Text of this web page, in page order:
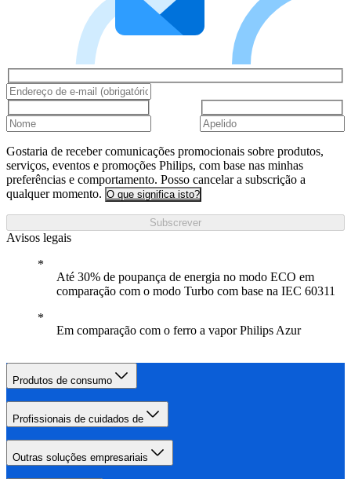
Gostaria de receber comunicações promocionais sobre produtos,
serviços, eventos e promoções Philips, com base nas minhas
preferências e comportamento. Posso cancelar a subscrição a
qualquer momento. O que significa isto?
Subscrever
Avisos legais
Até 30% de poupança de energia no modo ECO em
comparação com o modo Turbo com base na IEC 60311
Em comparação com o ferro a vapor Philips Azur
Produtos de consumo
Profissionais de cuidados de
Outras soluções empresariais